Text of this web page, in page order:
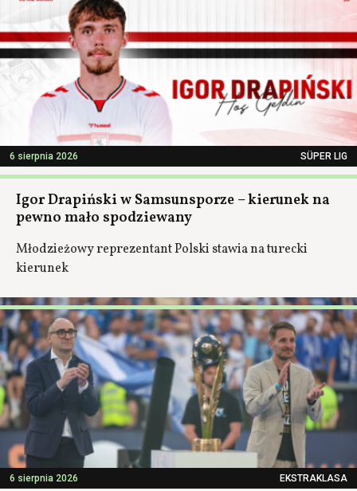
6 sierpnia 2026 SÜPER LIG
Igor Drapiński w Samsunsporze – kierunek na
pewno mało spodziewany
Młodzieżowy reprezentant Polski stawia na turecki
kierunek
6 sierpnia 2026 EKSTRAKLASA